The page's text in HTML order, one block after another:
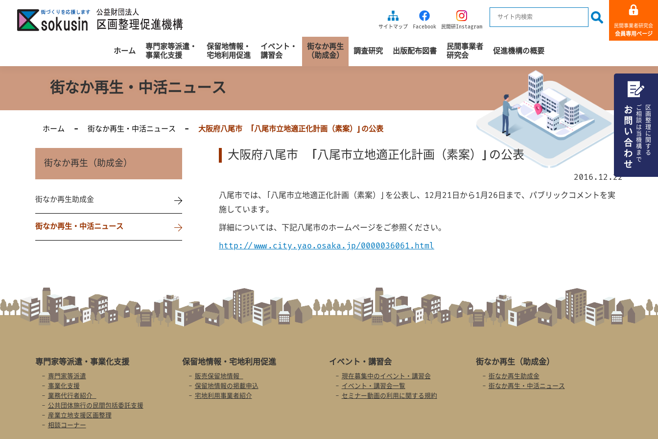
サイトマップ Facebook 民間研Instagram 民間事業者研究会
会員専用ページ
ホーム
専門家等派遣・
事業化支援
保留地情報・
宅地利用促進
イベント・
講習会
街なか再生
（助成金）
調査研究 出版配布図書
民間事業者
研究会
促進機構の概要
区画整理に関する
ご相談は当機構まで
お問い合わせ
街なか再生・中活ニュース
ホーム 街なか再生・中活ニュース 大阪府八尾市 「八尾市立地適正化計画（素案）」の公表
大阪府八尾市 「八尾市立地適正化計画（素案）」の公表
2016.12.22
八尾市では、「八尾市立地適正化計画（素案）」を公表し、12月21日から1月26日まで、パブリックコメントを実
施しています。
詳細については、下記八尾市のホームページをご参照ください。
http://www.city.yao.osaka.jp/0000036061.html
街なか再生（助成金）
街なか再生助成金
街なか再生・中活ニュース
専門家等派遣・ 事業化支援
専門家等派遣
事業化支援
業務代行者紹介
公共団体施行の民間包括委託支援
産業立地支援区画整理
相談コーナー
保留地情報・ 宅地利用促進
販売保留地情報
保留地情報の掲載申込
宅地利用事業者紹介
イベント・ 講習会
現在募集中のイベント・講習会
イベント・講習会一覧
セミナー動画の利用に関する規約
街なか再生 （助成金）
街なか再生助成金
街なか再生・中活ニュース